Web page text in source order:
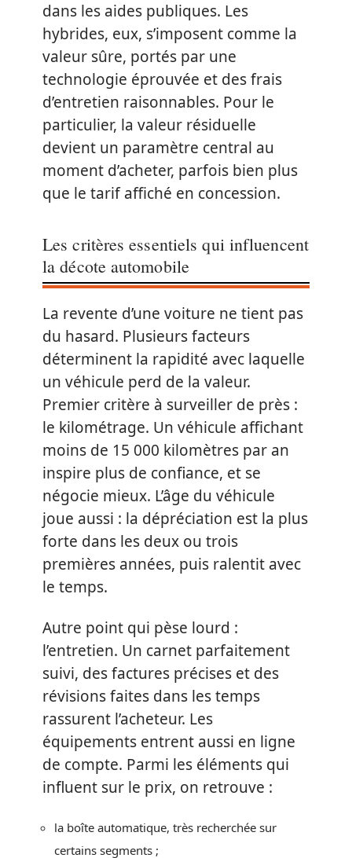
dans les aides publiques. Les
hybrides, eux, s’imposent comme la
valeur sûre, portés par une
technologie éprouvée et des frais
d’entretien raisonnables. Pour le
particulier, la valeur résiduelle
devient un paramètre central au
moment d’acheter, parfois bien plus
que le tarif affiché en concession.
Les critères essentiels qui influencent
la décote automobile
La revente d’une voiture ne tient pas
du hasard. Plusieurs facteurs
déterminent la rapidité avec laquelle
un véhicule perd de la valeur.
Premier critère à surveiller de près :
le kilométrage. Un véhicule affichant
moins de 15 000 kilomètres par an
inspire plus de confiance, et se
négocie mieux. L’âge du véhicule
joue aussi : la dépréciation est la plus
forte dans les deux ou trois
premières années, puis ralentit avec
le temps.
Autre point qui pèse lourd :
l’entretien. Un carnet parfaitement
suivi, des factures précises et des
révisions faites dans les temps
rassurent l’acheteur. Les
équipements entrent aussi en ligne
de compte. Parmi les éléments qui
influent sur le prix, on retrouve :
la boîte automatique, très recherchée sur
certains segments ;